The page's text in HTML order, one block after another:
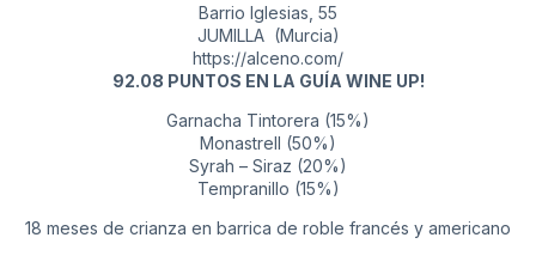
Barrio Iglesias, 55
JUMILLA (Murcia)
https://alceno.com/
92.08 PUNTOS EN LA GUÍA WINE UP!
Garnacha Tintorera (15%)
Monastrell (50%)
Syrah – Siraz (20%)
Tempranillo (15%)
18 meses de crianza en barrica de roble francés y americano